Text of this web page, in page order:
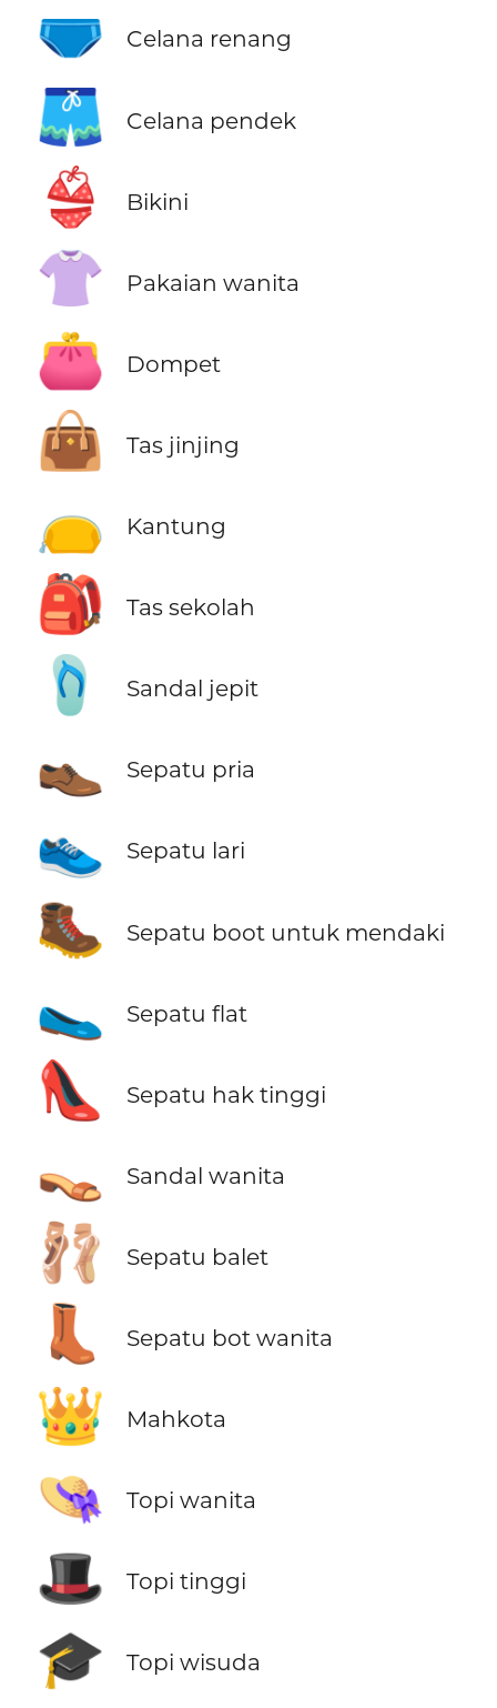
🩲 Celana renang
🩳 Celana pendek
👙 Bikini
👚 Pakaian wanita
👛 Dompet
👜 Tas jinjing
👝 Kantung
🎒 Tas sekolah
🩴 Sandal jepit
👞 Sepatu pria
👟 Sepatu lari
🥾 Sepatu boot untuk mendaki
🥿 Sepatu flat
👠 Sepatu hak tinggi
👡 Sandal wanita
🩰 Sepatu balet
👢 Sepatu bot wanita
👑 Mahkota
👒 Topi wanita
🎩 Topi tinggi
🎓 Topi wisuda